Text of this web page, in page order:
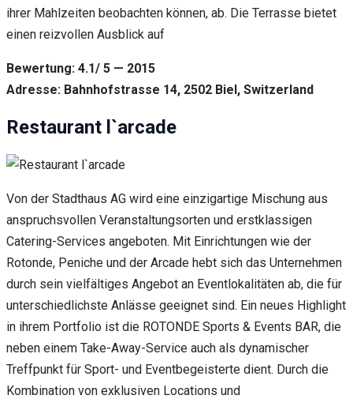
ihrer Mahlzeiten beobachten können, ab. Die Terrasse bietet
einen reizvollen Ausblick auf
Bewertung: 4.1/ 5 — 2015
Adresse: Bahnhofstrasse 14, 2502 Biel, Switzerland
Restaurant l`arcade
Von der Stadthaus AG wird eine einzigartige Mischung aus
anspruchsvollen Veranstaltungsorten und erstklassigen
Catering-Services angeboten. Mit Einrichtungen wie der
Rotonde, Peniche und der Arcade hebt sich das Unternehmen
durch sein vielfältiges Angebot an Eventlokalitäten ab, die für
unterschiedlichste Anlässe geeignet sind. Ein neues Highlight
in ihrem Portfolio ist die ROTONDE Sports & Events BAR, die
neben einem Take-Away-Service auch als dynamischer
Treffpunkt für Sport- und Eventbegeisterte dient. Durch die
Kombination von exklusiven Locations und